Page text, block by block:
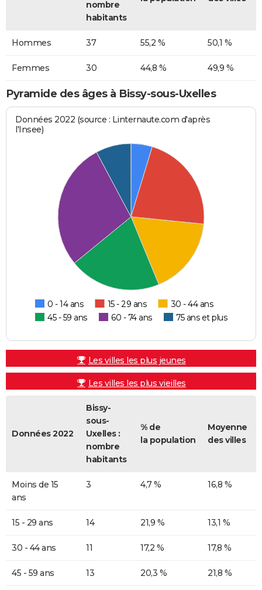
nombre
habitants
Hommes 37 55,2 % 50,1 %
Femmes 30 44,8 % 49,9 %
Pyramide des âges à Bissy-sous-Uxelles
Données 2022 (source : Linternaute.com d'après
l'Insee)
0 - 14 ans 15 - 29 ans
30 - 44 ans
45 - 59 ans
60 - 74 ans 75 ans et plus
Les villes les plus jeunes
Les villes les plus vieilles
Données 2022
Bissy-
sous-
Uxelles :
nombre
habitants
% de
la population
Moyenne
des villes
Moins de 15
ans
3 4,7 % 16,8 %
15 - 29 ans 14 21,9 % 13,1 %
30 - 44 ans 11 17,2 % 17,8 %
45 - 59 ans 13 20,3 % 21,8 %